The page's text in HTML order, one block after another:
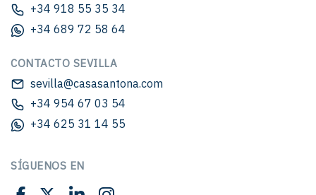
+34 918 55 35 34
+34 689 72 58 64
CONTACTO SEVILLA
sevilla@casasantona.com
+34 954 67 03 54
+34 625 31 14 55
SÍGUENOS EN